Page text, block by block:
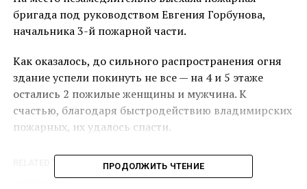
бригада под руководством Евгения Горбунова,
начальника 3-й пожарной части.
Как оказалось, до сильного распространения огня
здание успели покинуть не все — на 4 и 5 этаже
остались 2 пожилые женщины и мужчина. К
счастью, благодаря быстродействию владимирских
пожарных, их удалось спасти.
ПРОДОЛЖИТЬ ЧТЕНИЕ